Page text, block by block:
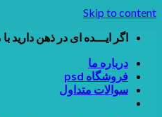
Skip to content
اگر ایـــده ای در ذهن دارید با ما
درباره ما
فروشگاه psd
سوالات متداول